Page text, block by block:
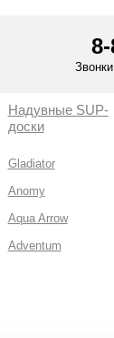
Надувные SUP-
доски
Gladiator
Anomy
Aqua Arrow
Adventum